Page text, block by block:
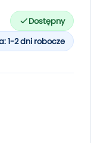
Dostępny
1-2 dni robocze